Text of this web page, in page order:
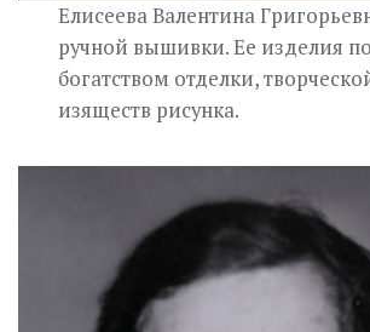
Елисеева Валентина
ручной вышивки. Ее изделия
богатством отделки,
изяществ рисунка.